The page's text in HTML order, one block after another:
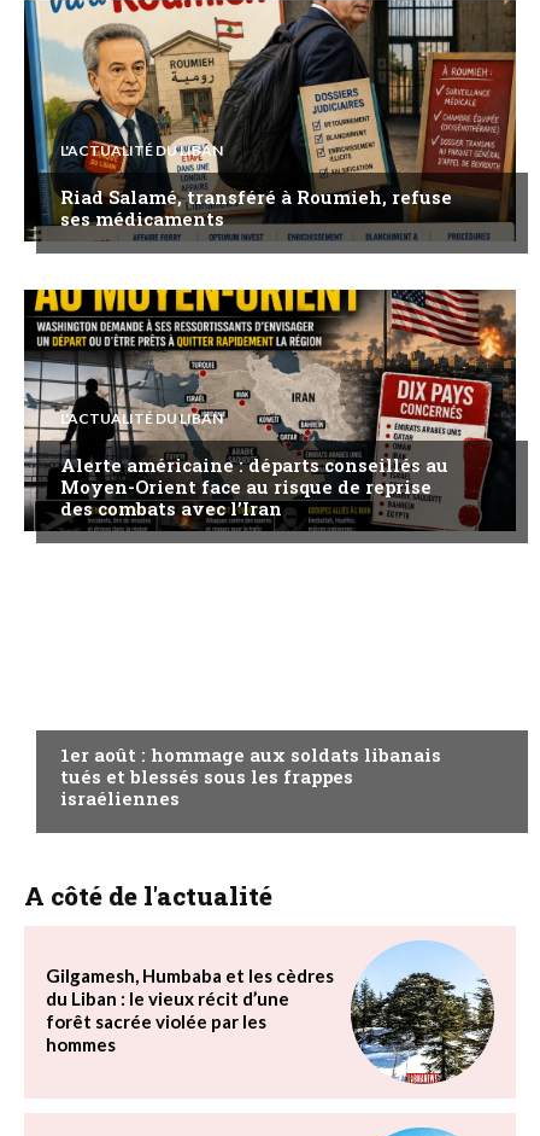
L'ACTUALITÉ DU LIBAN
Riad Salamé, transféré à Roumieh, refuse
ses médicaments
L'ACTUALITÉ DU LIBAN
Alerte américaine : départs conseillés au
Moyen-Orient face au risque de reprise
des combats avec l’Iran
1er août : hommage aux soldats libanais
tués et blessés sous les frappes
israéliennes
A côté de l'actualité
Gilgamesh, Humbaba et les cèdres
du Liban : le vieux récit d’une
forêt sacrée violée par les
hommes